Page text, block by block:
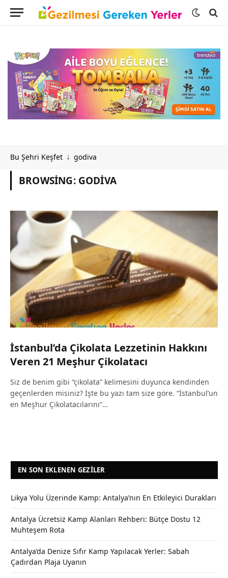
Bu Şehri Keşfet ↓ godiva
BROWSING: GODIVA
İstanbul’da Çikolata Lezzetinin Hakkını
Veren 21 Meşhur Çikolatacı
Siz de benim gibi “çikolata” kelimesini duyunca kendinden
geçenlerden misiniz? İşte bu yazı tam size göre. “İstanbul’un
en Meşhur Çikolatacılarını”…
EN SON EKLENEN GEZILER
Likya Yolu Üzerinde Kamp: Antalya’nın En Etkileyici Durakları
Antalya Ücretsiz Kamp Alanları Rehberi: Bütçe Dostu 12
Muhteşem Rota
Antalya’da Denize Sıfır Kamp Yapılacak Yerler: Sabah
Çadırdan Plaja Uyanın